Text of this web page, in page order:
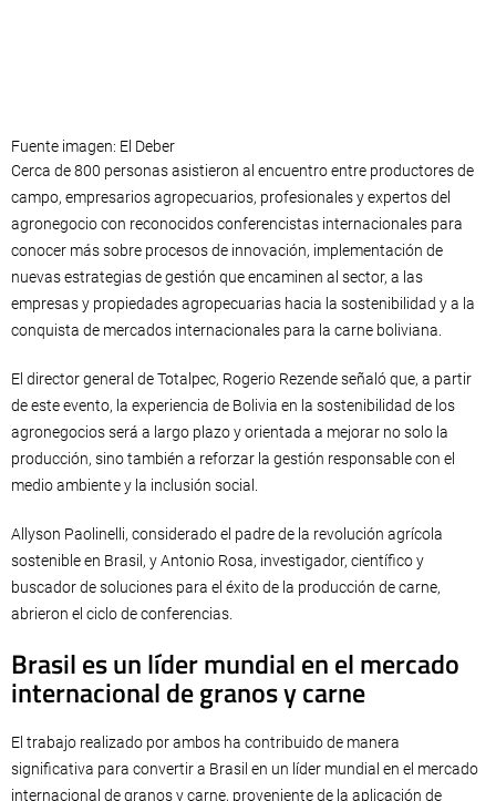
Fuente imagen: El Deber
Cerca de 800 personas asistieron al encuentro entre productores de
campo, empresarios agropecuarios, profesionales y expertos del
agronegocio con reconocidos conferencistas internacionales para
conocer más sobre procesos de innovación, implementación de
nuevas estrategias de gestión que encaminen al sector, a las
empresas y propiedades agropecuarias hacia la sostenibilidad y a la
conquista de mercados internacionales para la carne boliviana.
El director general de Totalpec, Rogerio Rezende señaló que, a partir
de este evento, la experiencia de Bolivia en la sostenibilidad de los
agronegocios será a largo plazo y orientada a mejorar no solo la
producción, sino también a reforzar la gestión responsable con el
medio ambiente y la inclusión social.
Allyson Paolinelli, considerado el padre de la revolución agrícola
sostenible en Brasil, y Antonio Rosa, investigador, científico y
buscador de soluciones para el éxito de la producción de carne,
abrieron el ciclo de conferencias.
Brasil es un líder mundial en el mercado
internacional de granos y carne
El trabajo realizado por ambos ha contribuido de manera
significativa para convertir a Brasil en un líder mundial en el mercado
internacional de granos y carne, proveniente de la aplicación de